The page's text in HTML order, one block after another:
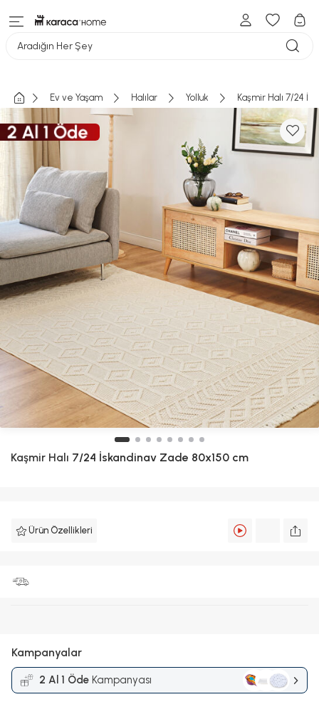
Aradığın Her Şey
Ev ve Yaşam Halılar Yolluk Kaşmir Halı 7/24
Kaşmir Halı 7/24 İskandinav Zade 80x150 cm
Ürün Özellikleri
Kampanyalar
2 Al 1 Öde Kampanyası